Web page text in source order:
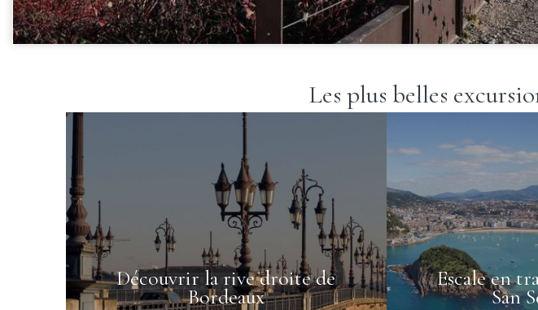
Les plus belles
Découvrir la rive droite de
Bordeaux
Escale en
San